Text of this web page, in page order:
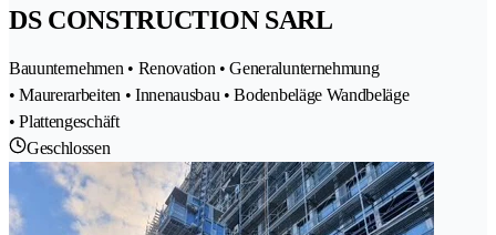
DS CONSTRUCTION SARL
Bauunternehmen • Renovation • Generalunternehmung
• Maurerarbeiten • Innenausbau • Bodenbeläge Wandbeläge
• Plattengeschäft
Geschlossen